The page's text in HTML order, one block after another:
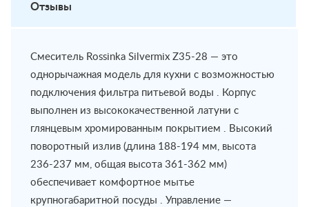
Отзывы
Смеситель Rossinka Silvermix Z35-28 — это
однорычажная модель для кухни с возможностью
подключения фильтра питьевой воды . Корпус
выполнен из высококачественной латуни с
глянцевым хромированным покрытием . Высокий
поворотный излив (длина 188-194 мм, высота
236-237 мм, общая высота 361-362 мм)
обеспечивает комфортное мытье
крупногабаритной посуды . Управление —